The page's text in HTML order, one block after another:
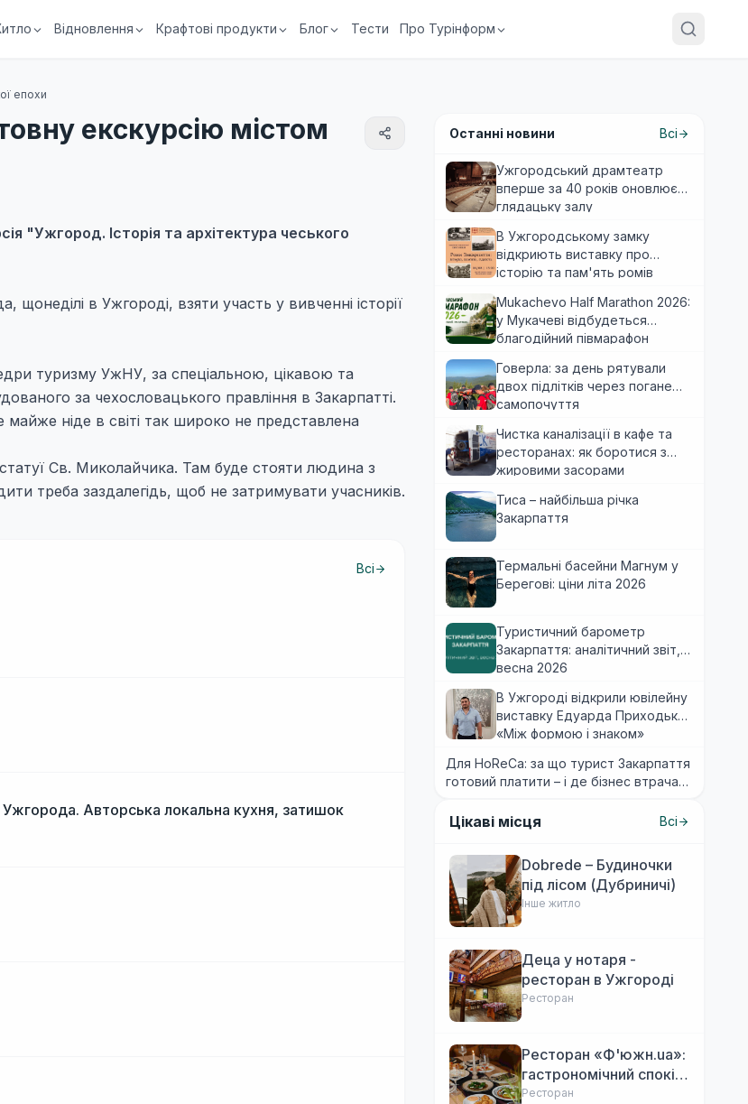
Відновлення Крафтові продукти Блог Тести Про Турінформ
епохи
екскурсію містом
"Ужгород. Історія та архітектура чеського
щонеділі в Ужгороді, взяти участь у вивченні історії
туризму УжНУ, за спеціальною, цікавою та
за чехословацького правління в Закарпатті.
ніде в світі так широко не представлена
Св. Миколайчика. Там буде стояти людина з
треба заздалегідь, щоб не затримувати учасників.
Всі
Авторська локальна кухня, затишок
Останні новини Всі
Ужгородський драмтеатр
вперше за 40 років оновлює
глядацьку залу
В Ужгородському замку
відкриють виставку про
історію та пам'ять ромів
Mukachevo Half Marathon 2026:
у Мукачеві відбудеться
благодійний півмарафон
Говерла: за день рятували
двох підлітків через погане
самопочуття
Чистка каналізації в кафе та
ресторанах: як боротися з
жировими засорами
Тиса – найбільша річка
Закарпаття
Термальні басейни Магнум у
Берегові: ціни літа 2026
Туристичний барометр
Закарпаття: аналітичний звіт,
весна 2026
В Ужгороді відкрили ювілейну
виставку Едуарда Приходька
«Між формою і знаком»
Для HoReCa: за що турист Закарпаття
готовий платити – і де бізнес втрачає
Цікаві місця Всі
Dobrede – Будиночки
під лісом (Дубриничі)
Інше житло
Деца у нотаря -
ресторан в Ужгороді
Ресторан
Ресторан «Ф'южн.ua»:
гастрономічний спокій
Ужгорода. Авторська
Ресторан